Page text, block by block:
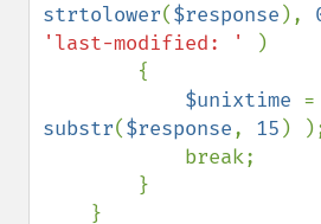
strtolower($response ),
'last-modified: '
)
$unixtime =
substr($response, 15 )